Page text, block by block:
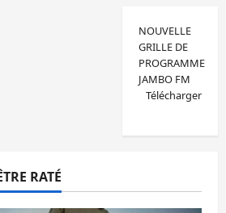
NOUVELLE
GRILLE DE
PROGRAMME
JAMBO FM
Télécharger
RATÉ